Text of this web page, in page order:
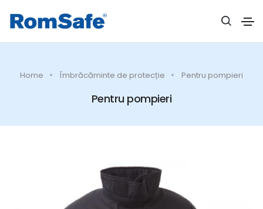
Home Îmbrăcăminte de protecție Pentru pompieri
Pentru pompieri